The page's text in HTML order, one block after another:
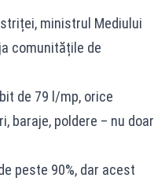
ministrul Mediului
comunitățile de
de 79 l/mp, orice
baraje, poldere – nu doar
peste 90%, dar acest